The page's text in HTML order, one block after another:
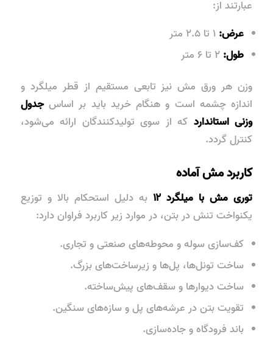
عبارتند از:
عرض:
طول:
وزن هر ورق مش نیز تابعی مستقیم از قطر میلگرد و
اندازه چشمه است و هنگام خرید باید بر اساسجدول
وزنی استاندارد که از سوی تولیدکنندگان ارائه می‌شود،
کنترل گردد.
کاربرد مش آماده
توری مش با میلگرد ۱۲ به دلیل استحکام بالا و توزیع
یکنواخت تنش در بتن، در موارد زیر کاربرد فراوان دارد:
کف‌سازی سولهو محوطه‌های صنعتی و تجاری.
ساخت تونل‌ها، پل‌ها و زیرساخت‌های بزرگ.
ساخت دیوارها و سقف‌های پیش‌ساخته.
تقویت بتن در عرشه‌های پلو سازه‌های سنگین.
باند فرودگاه و جاده‌سازی.